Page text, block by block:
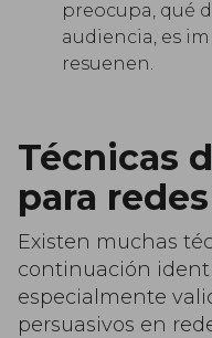
preocupa, qué
audiencia, es
resuenen.
Técnicas
para
Existen muchas
continuación
especialmente
persuasivos en